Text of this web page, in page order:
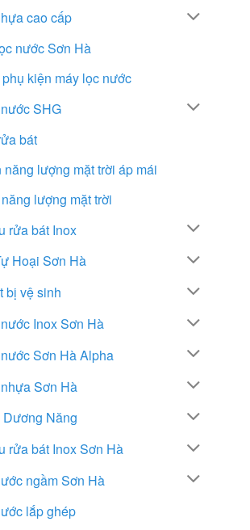
cao cấp
nước Sơn Hà
kiện máy lọc nước
SHG
bát
lượng mặt trời áp mái
lượng mặt trời
rửa bát Inox
Hoại Sơn Hà
bị vệ sinh
Inox Sơn Hà
Sơn Hà Alpha
Sơn Hà
Năng
rửa bát Inox Sơn Hà
ngầm Sơn Hà
lắp ghép